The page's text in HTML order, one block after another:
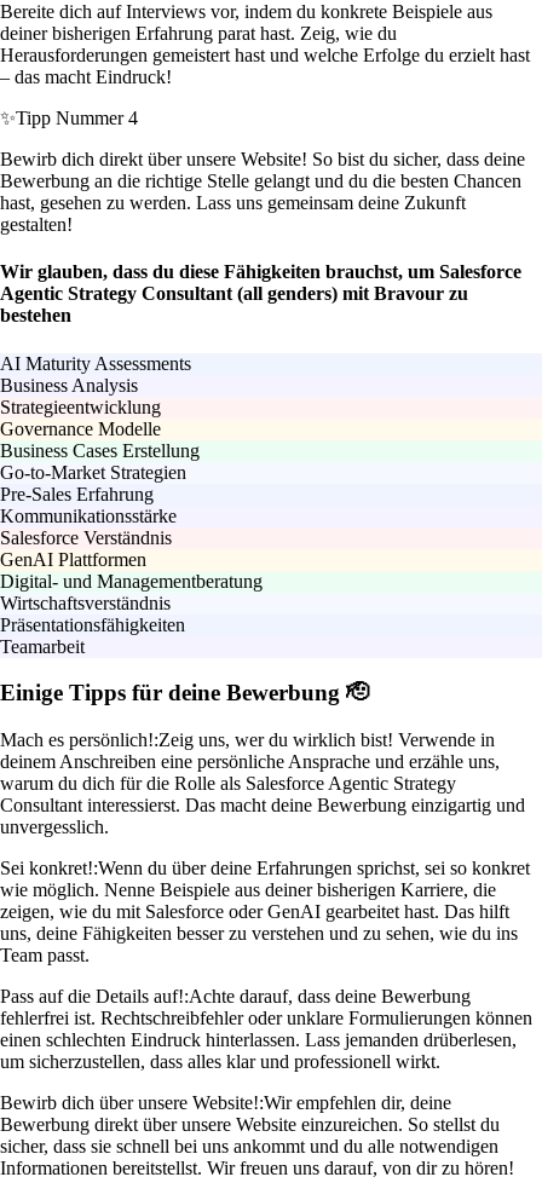
Bereite dich auf Interviews vor, indem du konkrete Beispiele aus
deiner bisherigen Erfahrung parat hast. Zeig, wie du
Herausforderungen gemeistert hast und welche Erfolge du erzielt hast
– das macht Eindruck!
✨Tipp Nummer 4
Bewirb dich direkt über unsere Website! So bist du sicher, dass deine
Bewerbung an die richtige Stelle gelangt und du die besten Chancen
hast, gesehen zu werden. Lass uns gemeinsam deine Zukunft
gestalten!
Wir glauben, dass du diese Fähigkeiten brauchst, um Salesforce
Agentic Strategy Consultant (all genders) mit Bravour zu
bestehen
AI Maturity Assessments
Business Analysis
Strategieentwicklung
Governance Modelle
Business Cases Erstellung
Go-to-Market Strategien
Pre-Sales Erfahrung
Kommunikationsstärke
Salesforce Verständnis
GenAI Plattformen
Digital- und Managementberatung
Wirtschaftsverständnis
Präsentationsfähigkeiten
Teamarbeit
Einige Tipps für deine Bewerbung 🫡
Mach es persönlich!:Zeig uns, wer du wirklich bist! Verwende in
deinem Anschreiben eine persönliche Ansprache und erzähle uns,
warum du dich für die Rolle als Salesforce Agentic Strategy
Consultant interessierst. Das macht deine Bewerbung einzigartig und
unvergesslich.
Sei konkret!:Wenn du über deine Erfahrungen sprichst, sei so konkret
wie möglich. Nenne Beispiele aus deiner bisherigen Karriere, die
zeigen, wie du mit Salesforce oder GenAI gearbeitet hast. Das hilft
uns, deine Fähigkeiten besser zu verstehen und zu sehen, wie du ins
Team passt.
Pass auf die Details auf!:Achte darauf, dass deine Bewerbung
fehlerfrei ist. Rechtschreibfehler oder unklare Formulierungen können
einen schlechten Eindruck hinterlassen. Lass jemanden drüberlesen,
um sicherzustellen, dass alles klar und professionell wirkt.
Bewirb dich über unsere Website!:Wir empfehlen dir, deine
Bewerbung direkt über unsere Website einzureichen. So stellst du
sicher, dass sie schnell bei uns ankommt und du alle notwendigen
Informationen bereitstellst. Wir freuen uns darauf, von dir zu hören!